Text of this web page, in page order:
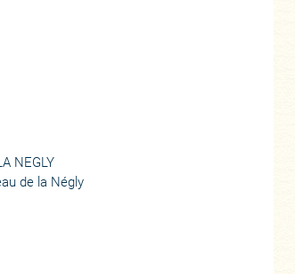
NEGLY
de la Négly